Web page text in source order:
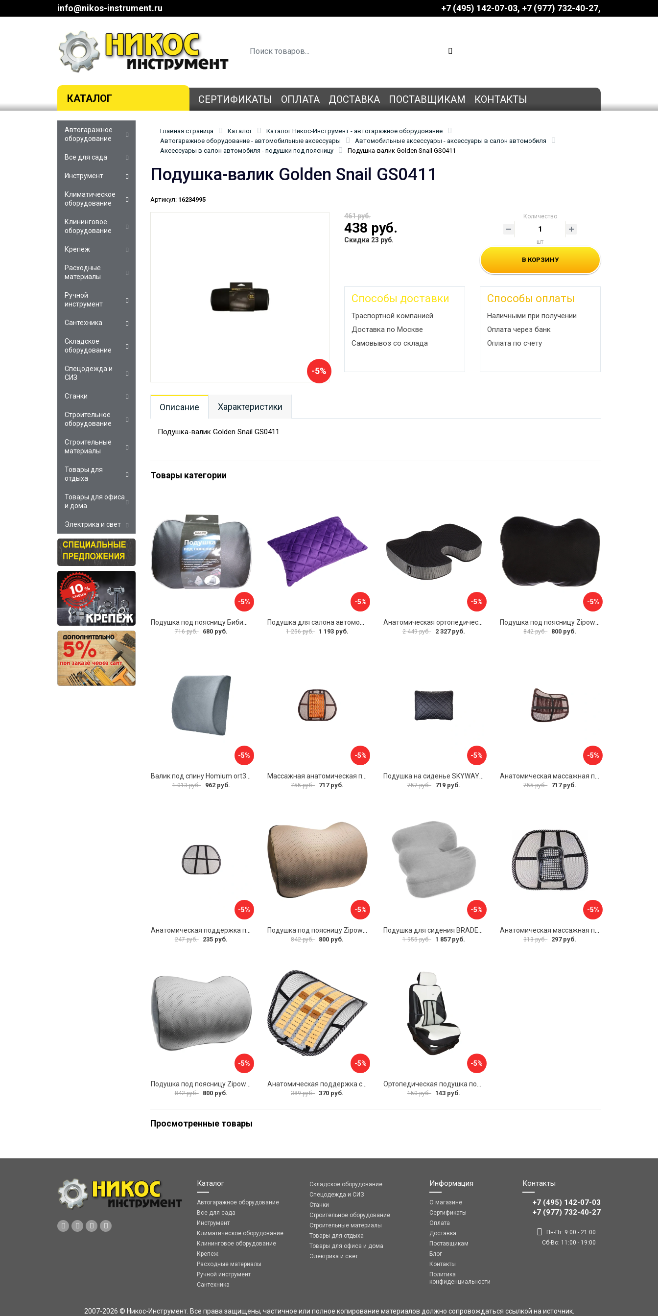
info@nikos-instrument.ru +7 (495) 142-07-03 ‎‎+7 (977) 732-40-27
КАТАЛОГ СЕРТИФИКАТЫ ОПЛАТА ДОСТАВКА ПОСТАВЩИКАМ КОНТАКТЫ
Главная страница Каталог
Каталог Никос-Инструмент - автогаражное оборудование
Автогаражное оборудование - автомобильные аксессуары
Автомобильные аксессуары - аксессуары в салон автомобиля
Аксессуары в салон автомобиля - подушки под поясницу
Подушка-валик Golden Snail GS0411
Подушка-валик Golden Snail GS0411
Артикул: 16234995
-5%
461 руб.
438 руб.
Скидка 23 руб.
Количество
шт
В КОРЗИНУ
Способы доставки
Траспортной компанией
Доставка по Москве
Самовывоз со склада
Способы оплаты
Наличными при получении
Оплата через банк
Оплата по счету
Описание Характеристики
Подушка-валик Golden Snail GS0411
Товары категории
-5%
716 руб. 680 руб.
-5%
1 256 руб. 1 193 руб.
-5%
2 449 руб. 2 327 руб.
-5%
842 руб. 800 руб.
-5%
Валик под спину Homium ort3grey
1 013 руб. 962 руб.
-5%
Массажная анатомическая поддержка SKYWAY Support-03 S10201003
755 руб. 717 руб.
-5%
Подушка на сиденье SKYWAY S10301002
757 руб. 719 руб.
-5%
Анатомическая массажная поддержка под спину SKYWAY Support-03 S10201004
755 руб. 717 руб.
-5%
247 руб. 235 руб.
-5%
842 руб. 800 руб.
-5%
1 955 руб. 1 857 руб.
-5%
313 руб. 297 руб.
-5%
842 руб. 800 руб.
-5%
Анатомическая поддержка спины Airline ASC-BS-17
389 руб. 370 руб.
-5%
150 руб. 143 руб.
Просмотренные товары
Автогаражное
оборудование
Все для сада
Инструмент
Климатическое
оборудование
Клининговое
оборудование
Крепеж
Расходные
материалы
Ручной
инструмент
Сантехника
Складское
оборудование
Спецодежда и
СИЗ
Станки
Строительное
оборудование
Строительные
материалы
Товары для
отдыха
Товары для офиса
и дома
Электрика и свет
Каталог
Автогаражное оборудование
Все для сада
Инструмент
Климатическое оборудование
Клининговое оборудование
Крепеж
Расходные материалы
Ручной инструмент
Сантехника
Складское оборудование
Спецодежда и СИЗ
Станки
Строительное оборудование
Строительные материалы
Товары для отдыха
Товары для офиса и дома
Электрика и свет
Информация
О магазине
Сертификаты
Оплата
Доставка
Поставщикам
Блог
Контакты
Политика
конфиденциальности
Контакты
+7 (495) 142-07-03
‎‎+7 (977) 732-40-27
Пн-Пт: 9:00 - 21:00
Сб-Вс: 11:00 - 19:00
2007-2026 © Никос-Инструмент. Все права защищены, частичное или полное копирование материалов должно сопровождаться ссылкой на источник.